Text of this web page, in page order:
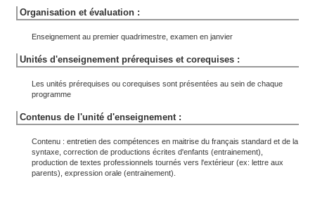
Organisation et évaluation :
Enseignement au premier quadrimestre, examen en janvier
Unités d'enseignement prérequises et corequises :
Les unités prérequises ou corequises sont présentées au sein de chaque
programme
Contenus de l'unité d'enseignement :
Contenu : entretien des compétences en maitrise du français standard et de la
syntaxe, correction de productions écrites d'enfants (entrainement),
production de textes professionnels tournés vers l'extérieur (ex: lettre aux
parents), expression orale (entrainement).